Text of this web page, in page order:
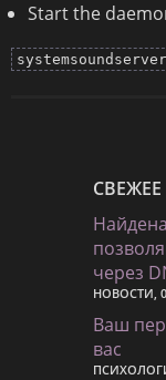
Start the
через
НОВОСТИ,
Ваш
вас